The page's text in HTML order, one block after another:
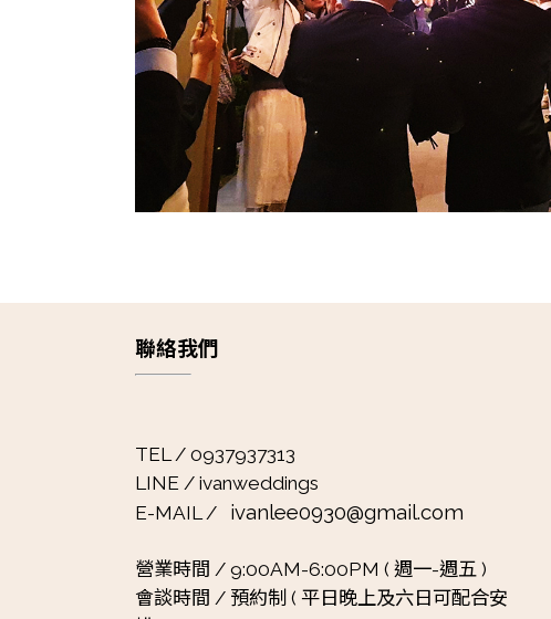
聯絡我們
TEL / 0937937313
LINE / ivanweddings
E-MAIL / ivanlee0930@gmail.com
營業時間 / 9:00AM-6:00PM ( 週一-週五 )
會談時間 / 預約制 ( 平日晚上及六日可配合安